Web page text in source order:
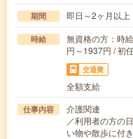
期間 即日～2ヶ月以
時給
無資格の方：時
円～1937円 / 初
交通費
全額支給
仕事内容
介護関連
／利用者の方の
い物や散歩に付